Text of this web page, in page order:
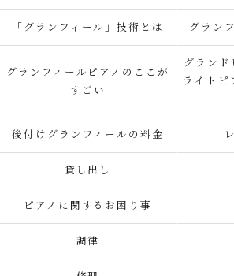
「グランフィール」技術とは グラン
グランフィールピアノのここが
すごい
グランド
ライトピ
後付けグランフィールの料金
貸し出し
ピアノに関するお困り事
調律